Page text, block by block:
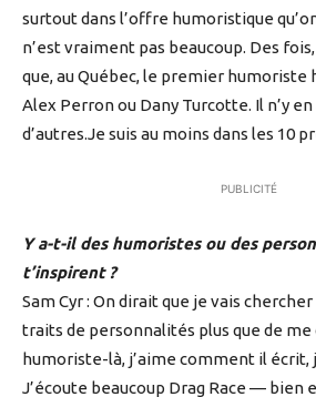
surtout dans l’offre humoristique
n’est vraiment pas beaucoup. Des
que, au Québec, le premier humoriste
Alex Perron ou Dany Turcotte. Il n’y
d’autres.Je suis au moins dans les 10
PUBLICITÉ
Y a-t-il des humoristes ou des
t’inspirent ?
Sam Cyr : On dirait que je vais
traits de personnalités plus que de me
humoriste-là, j’aime comment il écrit,
J’écoute beaucoup Drag Race — bien